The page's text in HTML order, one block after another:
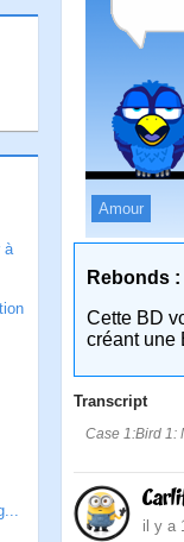
à
Amour
Rebonds :
Cette BD
créant une
Transcript
Case 1:Bird 1:
il y a